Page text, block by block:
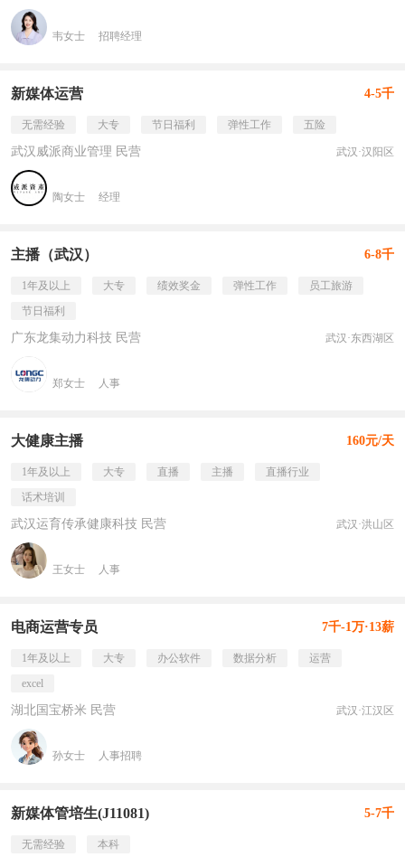
韦女士 招聘经理
新媒体运营 4-5千
无需经验 大专 节日福利 弹性工作 五险
武汉威派商业管理 民营 武汉·汉阳区
陶女士 经理
主播（武汉） 6-8千
1年及以上 大专 绩效奖金 弹性工作
员工旅游
节日福利
广东龙集动力科技 民营 武汉·东西湖区
郑女士 人事
大健康主播 160元/天
1年及以上 大专 直播 主播
直播行业
话术培训
武汉运育传承健康科技 民营 武汉·洪山区
王女士 人事
电商运营专员 7千-1万·13薪
1年及以上 大专 办公软件 数据分析
运营
excel
湖北国宝桥米 民营 武汉·江汉区
孙女士 人事招聘
新媒体管培生(J11081) 5-7千
无需经验 本科